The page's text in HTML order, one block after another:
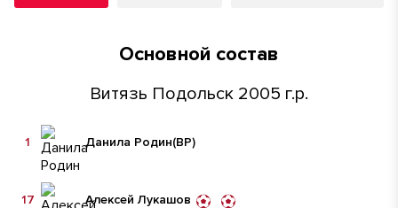
Основной состав
Витязь Подольск 2005 г.р.
Данила Родин(ВР)
1
Алексей Лукашов
17